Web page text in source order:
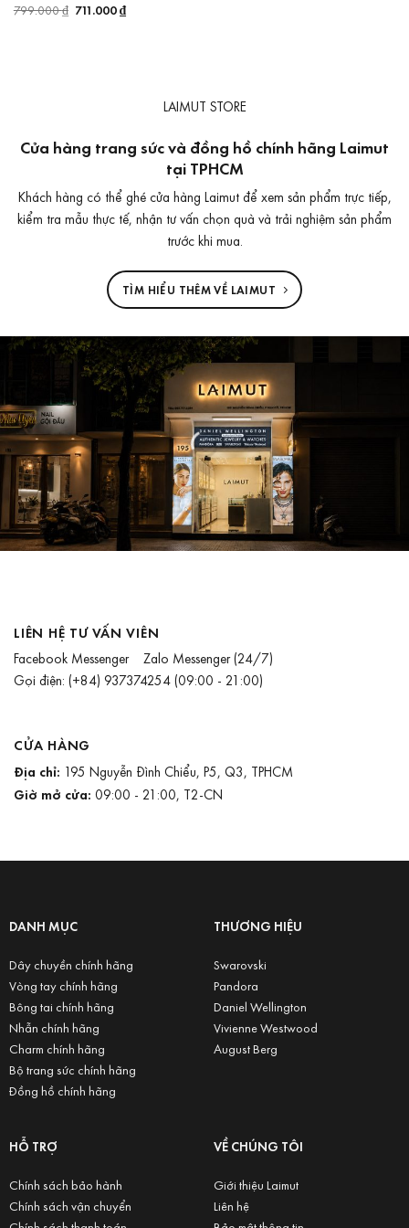
799.000₫ Giá
711.000₫Giá
hiện
LAIMUT STORE
Cửa hàng trang sức và đồng hồ chính hãng Laimut
tại TPHCM
Khách hàng có thể ghé cửa hàng Laimut để xem sản phẩm trực tiếp,
kiểm tra mẫu thực tế, nhận tư vấn chọn quà và trải nghiệm sản phẩm
trước khi mua.
TÌM HIỂU THÊM VỀ LAIMUT
LIÊN HỆ TƯ VẤN VIÊN
Facebook Messenger Zalo Messenger(24/7)
Gọi điện: (+84) 937374254(09:00 - 21:00)
CỬA HÀNG
Địa chỉ: 195 Nguyễn Đình Chiểu, P5, Q3, TPHCM
Giờ mở cửa: 09:00 - 21:00, T2-CN
DANH MỤC
Dây chuyền chính hãng
Vòng tay chính hãng
Bông tai chính hãng
Nhẫn chính hãng
Charm chính hãng
Bộ trang sức chính hãng
Đồng hồ chính hãng
THƯƠNG HIỆU
Swarovski
Pandora
Daniel Wellington
Vivienne Westwood
August Berg
HỖ TRỢ
Chính sách bảo hành
Chính sách vận chuyển
VỀ CHÚNG TÔI
Giới thiệu Laimut
Liên hệ